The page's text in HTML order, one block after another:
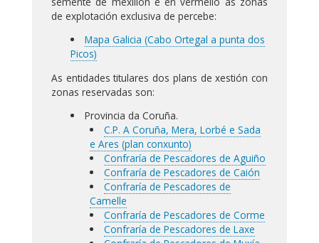
de explotación exclusiva de percebe:
Mapa Galicia (Cabo Ortegal a punta dos
Picos)
As entidades titulares dos plans de xestión con
zonas reservadas son:
Provincia da Coruña.
C.P. A Coruña, Mera, Lorbé e Sada
e Ares (plan conxunto)
Confraría de Pescadores de Aguiño
Confraría de Pescadores de Caión
Confraría de Pescadores de
Camelle
Confraría de Pescadores de Corme
Confraría de Pescadores de Laxe